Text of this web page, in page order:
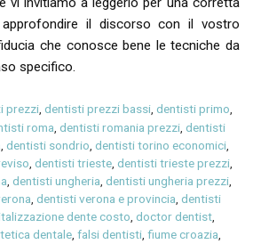
il discorso con il vostro
che conosce bene le tecniche da
specifico.
prezzi ,dentisti prezzi bassi ,dentisti primo
roma ,dentisti romania prezzi ,dentisti
,dentisti sondrio ,dentisti torino economici
,dentisti trieste ,dentisti trieste prezzi
,dentisti ungheria ,dentisti ungheria prezzi
,dentisti verona e provincia ,dentisti
dente costo ,doctor dentist
dentale ,falsi dentisti ,fiume croazia